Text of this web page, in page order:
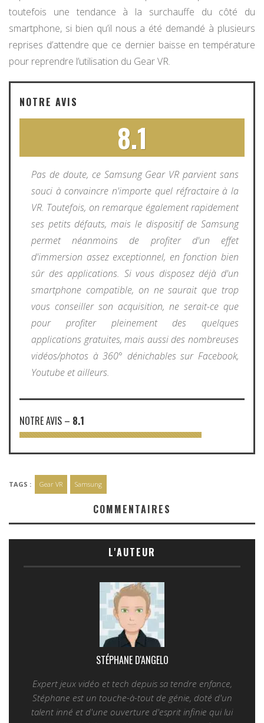
toutefois une tendance à la surchauffe du côté du
smartphone, si bien qu’il nous a été demandé à plusieurs
reprises d’attendre que ce dernier baisse en température
pour reprendre l’utilisation du Gear VR.
NOTRE AVIS
8.1
Pas de doute, ce Samsung Gear VR parvient sans
souci à convaincre n'importe quel réfractaire à la
VR. Toutefois, on remarque également rapidement
ses petits défauts, mais le dispositif de Samsung
permet néanmoins de profiter d'un effet
d'immersion assez exceptionnel, en fonction bien
sûr des applications. Si vous disposez déjà d'un
smartphone compatible, on ne saurait que trop
vous conseiller son acquisition, ne serait-ce que
pour profiter pleinement des quelques
applications gratuites, mais aussi des nombreuses
vidéos/photos à 360° dénichables sur Facebook,
Youtube et ailleurs.
NOTRE AVIS – 8.1
TAGS : Gear VR Samsung
COMMENTAIRES
L'AUTEUR
STÉPHANE D'ANGELO
Expert jeux vidéo et tech depuis sa tendre enfance,
Stéphane est un touche-à-tout de génie, doté d'un
talent inné et d'une ouverture d'esprit infinie qui lui